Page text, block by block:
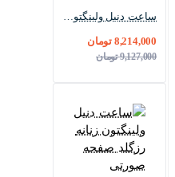
ساعت دنیل ولینگتون آیکونیک لینک زنانه سیلور صورتی اسمال DW-4101-L
8,214,000 تومان
9,127,000 تومان